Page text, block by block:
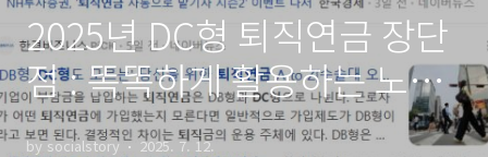
2025년 DC형 퇴직연금 장단
점 : 똑똑하게 활용하는 노후
설계 가이드
by socialstory 2025. 7. 12.